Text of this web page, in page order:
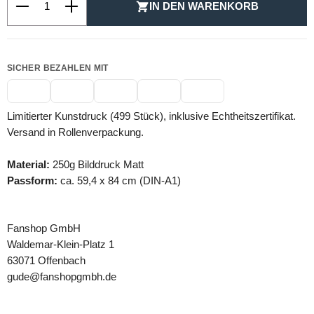
IN DEN WARENKORB
SICHER BEZAHLEN MIT
Limitierter Kunstdruck (499 Stück), inklusive Echtheitszertifikat.
Versand in Rollenverpackung.
Material: 250g Bilddruck Matt
Passform: ca. 59,4 x 84 cm (DIN-A1)
Fanshop GmbH
Waldemar-Klein-Platz 1
63071 Offenbach
gude@fanshopgmbh.de